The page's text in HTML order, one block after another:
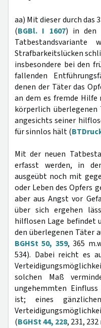
aa) Mit dieser durch das
(BGBl. I 1607) in den
Tatbestandsvariante
Strafbarkeitslücken
insbesondere bei den
fallenden
denen der Täter das
an dem es fremde
körperlich
angesichts seiner
für sinnlos hält (
Mit der neuen
erfasst werden, in
ausgeübt noch mit
oder Leben des Opfers
aber aus Angst vor
über sich ergehen
hilflosen Lage befindet
den überlegenen Täter
BGHSt 50, 359, 365
534). Dabei reicht es
solchen Maß
ungehemmten
ist; eines
(BGHSt 44, 228, 231, 232